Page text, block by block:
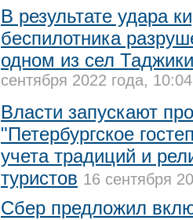
В результате удара
беспилотника
одном из сел
сентября 2022 года, 10:04
Власти запускают
"Петербургское
учета традиций и
туристов 16 сентября
Сбер предложил